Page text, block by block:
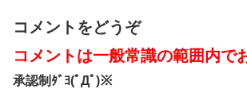
コメントをどうぞ
コメントは一般常識の範囲内で
承認制ﾀﾞﾖ(ﾟДﾟ)※